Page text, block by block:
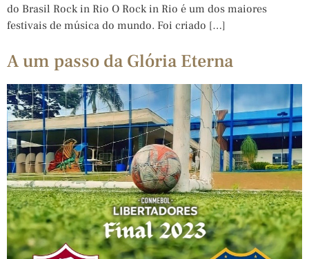
do Brasil Rock in Rio O Rock in Rio é um dos maiores
festivais de música do mundo. Foi criado […]
A um passo da Glória Eterna